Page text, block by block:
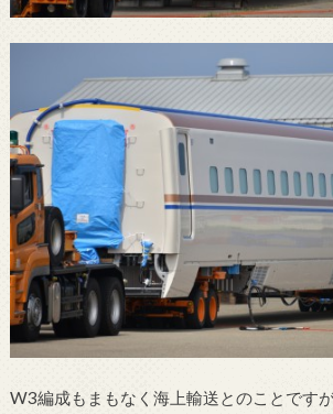
W3編成もまもなく海上輸送とのことです